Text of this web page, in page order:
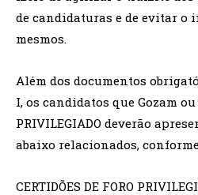
de candidaturas e de evitar o
mesmos.
Além dos documentos
I, os candidatos que Gozam ou
PRIVILEGIADO deverão
abaixo relacionados,
CERTIDÕES DE FORO